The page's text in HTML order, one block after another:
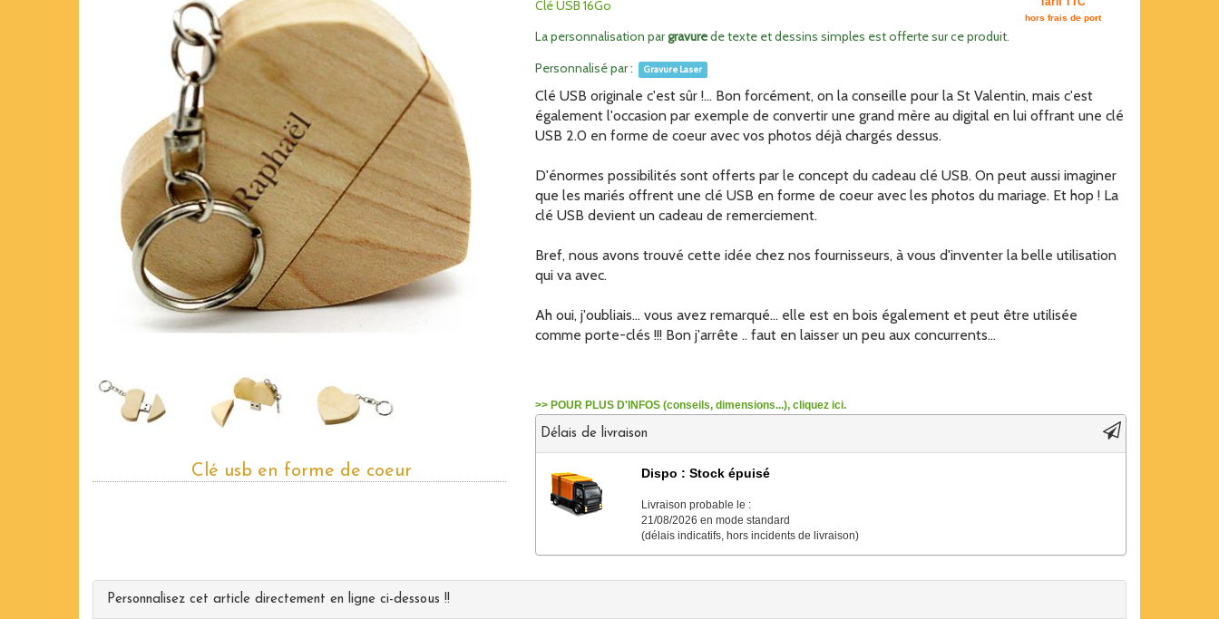
Clé usb en forme de coeur
Clé USB 16Go
hors frais de port
La personnalisation pargravurede texte et dessins simples est offerte sur ce produit.
Personnalisé par :
Gravure Laser
Clé USB originale c'est sûr !... Bon forcément, on la conseille pour la St Valentin, mais c'est
également l'occasion par exemple de convertir une grand mère au digital en lui offrant une clé
USB 2.0 en forme de coeur avec vos photos déjà chargés dessus.
D'énormes possibilités sont offerts par le concept du cadeau clé USB. On peut aussi imaginer
que les mariés offrent une clé USB en forme de coeur avec les photos du mariage. Et hop ! La
clé USB devient un cadeau de remerciement.
Bref, nous avons trouvé cette idée chez nos fournisseurs, à vous d'inventer la belle utilisation
qui va avec.
Ah oui, j'oubliais... vous avez remarqué... elle est en bois également et peut être utilisée
comme porte-clés !!! Bon j'arrête .. faut en laisser un peu aux concurrents...
>> POUR PLUS D'INFOS (conseils, dimensions...), cliquez ici.
Délais de livraison
Dispo : Stock épuisé
Livraison probable le :
21/08/2026 en mode standard
(délais indicatifs, hors incidents de livraison)
Personnalisez cet article directement en ligne ci-dessous !!